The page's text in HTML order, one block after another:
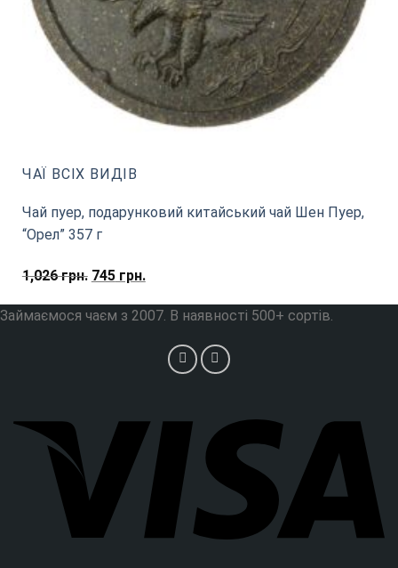
ЧАЇ ВСІХ ВИДІВ
Чай пуер, подарунковий китайський чай Шен Пуер,
“Орел” 357 г
1,026грн. Оригінальна
1,026
745грн.Поточна
745
Займаємося чаєм з 2007. В наявності 500+ сортів.